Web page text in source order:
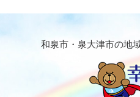
和泉市・泉大津市の地